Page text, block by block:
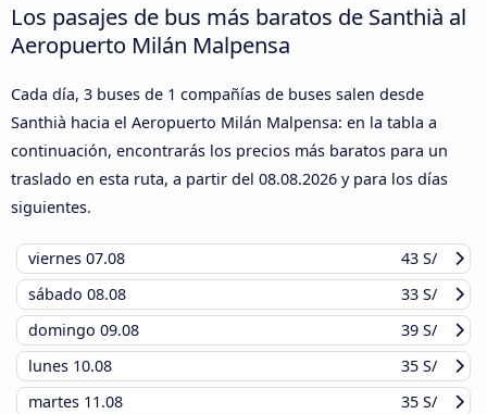
Los pasajes de bus más baratos de Santhià al
Aeropuerto Milán Malpensa
Cada día, 3 buses de 1 compañías de buses salen desde
Santhià hacia el Aeropuerto Milán Malpensa: en la tabla a
continuación, encontrarás los precios más baratos para un
traslado en esta ruta, a partir del 08.08.2026 y para los días
siguientes.
viernes 07.08
43 S/
sábado 08.08
33 S/
domingo 09.08
39 S/
lunes 10.08
35 S/
martes 11.08
35 S/